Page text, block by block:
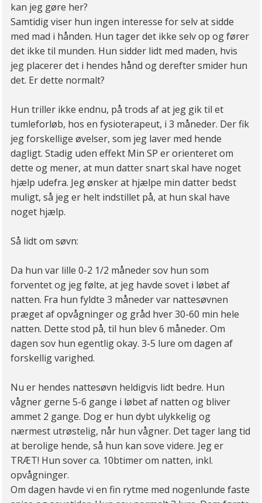
kan jeg gøre her?
Samtidig viser hun ingen interesse for selv at sidde
med mad i hånden. Hun tager det ikke selv op og fører
det ikke til munden. Hun sidder lidt med maden, hvis
jeg placerer det i hendes hånd og derefter smider hun
det. Er dette normalt?
Hun triller ikke endnu, på trods af at jeg gik til et
tumleforløb, hos en fysioterapeut, i 3 måneder. Der fik
jeg forskellige øvelser, som jeg laver med hende
dagligt. Stadig uden effekt Min SP er orienteret om
dette og mener, at mun datter snart skal have noget
hjælp udefra. Jeg ønsker at hjælpe min datter bedst
muligt, så jeg er helt indstillet på, at hun skal have
noget hjælp.
Så lidt om søvn:
Da hun var lille 0-2 1/2 måneder sov hun som
forventet og jeg følte, at jeg havde sovet i løbet af
natten. Fra hun fyldte 3 måneder var nattesøvnen
præget af opvågninger og gråd hver 30-60 min hele
natten. Dette stod på, til hun blev 6 måneder. Om
dagen sov hun egentlig okay. 3-5 lure om dagen af
forskellig varighed.
Nu er hendes nattesøvn heldigvis lidt bedre. Hun
vågner gerne 5-6 gange i løbet af natten og bliver
ammet 2 gange. Dog er hun dybt ulykkelig og
nærmest utrøstelig, når hun vågner. Det tager lang tid
at berolige hende, så hun kan sove videre. Jeg er
TRÆT! Hun sover ca. 10btimer om natten, inkl.
opvågninger.
Om dagen havde vi en fin rytme med nogenlunde faste